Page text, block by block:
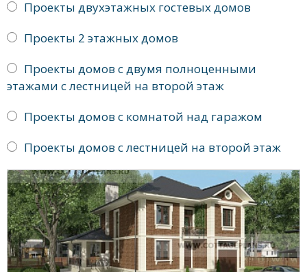
Проекты двухэтажных гостевых домов
Проекты 2 этажных домов
Проекты домов с двумя полноценными
этажами с лестницей на второй этаж
Проекты домов с комнатой над гаражом
Проекты домов с лестницей на второй этаж